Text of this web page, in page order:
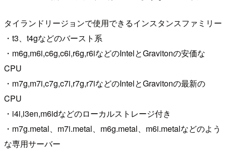
タイランドリージョンで使用できるインスタンスファミリー
・t3、t4gなどのバースト系
・m6g,m6i,c6g,c6i,r6g,r6iなどのIntelとGravitonの安価な
CPU
・m7g,m7i,c7g,c7i,r7g,r7iなどのIntelとGravitonの最新の
CPU
・i4i,i3en,m6idなどのローカルストレージ付き
・m7g.metal、m7i.metal、m6g.metal、m6i.metalなどのよう
な専用サーバー